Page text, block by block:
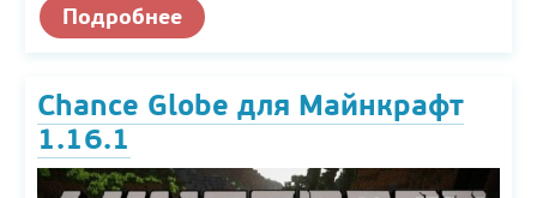
Подробнее
Chance Globe для Майнкрафт
1.16.1